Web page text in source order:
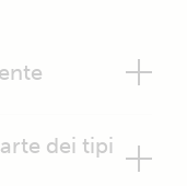
dei tipi